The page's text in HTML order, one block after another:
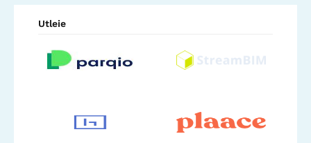
Utleie